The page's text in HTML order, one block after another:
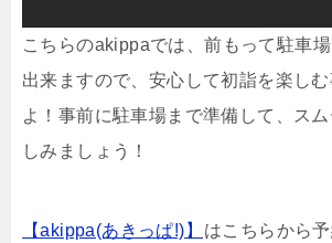
こちらのakippaでは、前もって駐車
出来ますので、安心して初詣を楽し
よ！事前に駐車場まで準備して、ス
しみましょう！
【akippa(あきっぱ!)】 はこちらから